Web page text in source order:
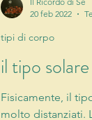
il tipo solare
Fisicamente, il
molto distanziati.
tipi di corpo
20 feb 2022